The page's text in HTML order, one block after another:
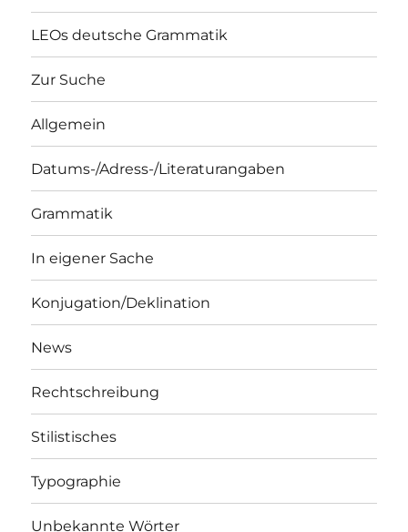
LEOs deutsche Grammatik
Zur Suche
Allgemein
Datums-/Adress-/Literaturangaben
Grammatik
In eigener Sache
Konjugation/Deklination
News
Rechtschreibung
Stilistisches
Typographie
Unbekannte Wörter